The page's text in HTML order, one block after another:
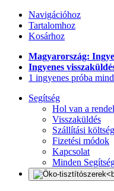
Navigációhoz
Tartalomhoz
Kosárhoz
Magyarország:
Ingyenes
1 ingyenes próba
Segítség
Hol van a
Visszaküldés
Szállítási
Fizetési módok
Kapcsolat
Minden